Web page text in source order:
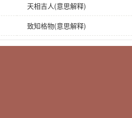
天相吉人(意思解释)
致知格物(意思解释)